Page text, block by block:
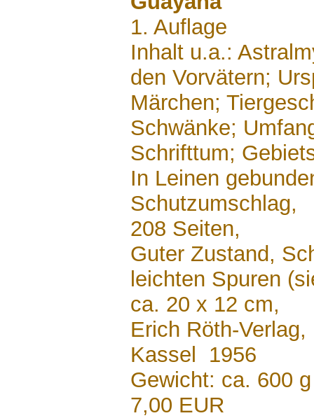
1. Auflage
Inhalt u.a.:
den Vorvätern;
Märchen;
Schwänke;
Schrifttum;
In Leinen
Schutzumschlag,
208 Seiten,
Guter Zustand,
leichten Spuren
ca. 20 x 12 cm,
Erich Röth-
Kassel 1956
Gewicht: ca. 600 g
7,00 EUR